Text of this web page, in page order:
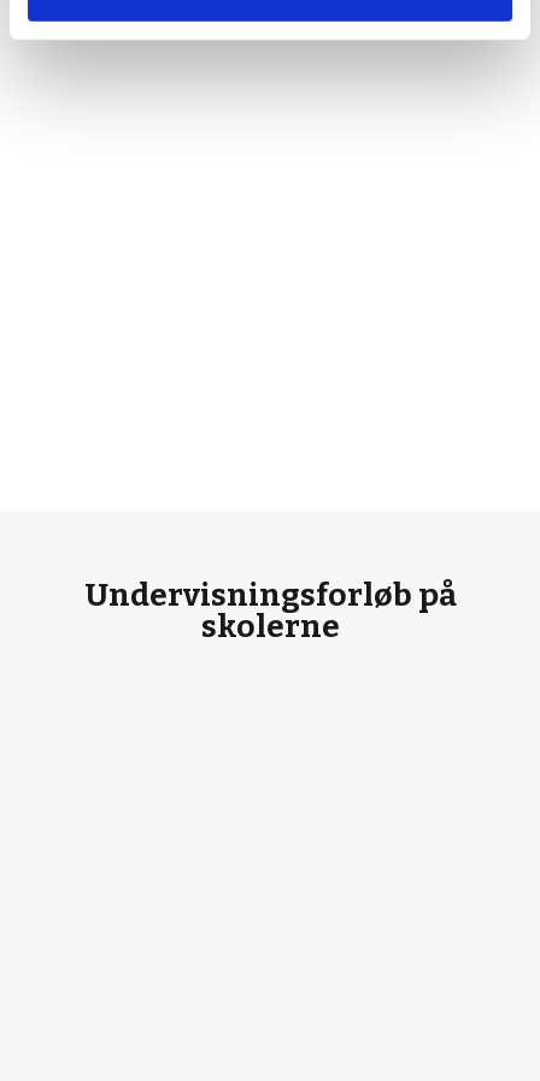
Undervisningsforløb på
skolerne